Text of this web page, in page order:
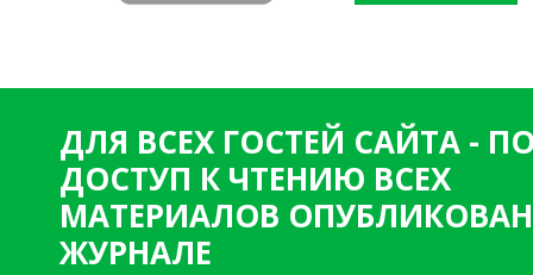
ДЛЯ ВСЕХ ГОСТЕЙ САЙТА -
ДОСТУП К ЧТЕНИЮ ВСЕХ
МАТЕРИАЛОВ
ЖУРНАЛЕ